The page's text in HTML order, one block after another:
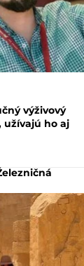
výživový
užívajú ho aj